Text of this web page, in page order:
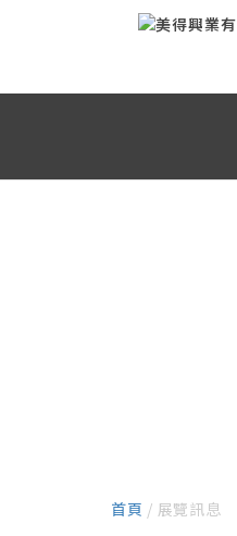
首頁 / 展覽訊息